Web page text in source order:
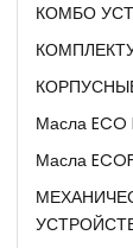
КОМБО
Масла ECO
Масла